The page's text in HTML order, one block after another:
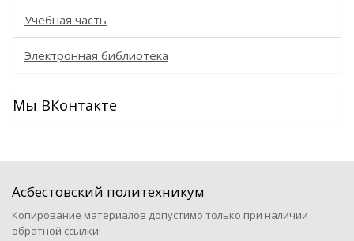
Учебная часть
Электронная библиотека
Мы ВКонтакте
Асбестовский политехникум
Копирование материалов допустимо только при наличии
обратной ссылки!